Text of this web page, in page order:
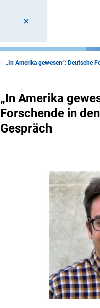
„In Amerika gewesen“: Deutsche
„In Amerika
Forschende in
Gespräch